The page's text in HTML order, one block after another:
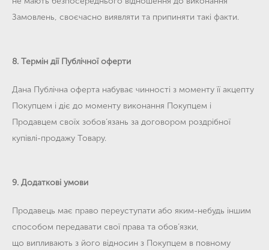
Замовлень, своєчасно виявляти та припиняти такі факти.
8. Термін дії Публічної оферти
Дана Публічна оферта набуває чинності з моменту її акцепту
Покупцем і діє до моменту виконання Покупцем і
Продавцем своїх зобов’язань за договором роздрібної
купівлі-продажу Товару.
9. Додаткові умови
Продавець має право переуступати або яким-небудь іншим
способом передавати свої права та обов’язки,
що випливають з його відносин з Покупцем в повному